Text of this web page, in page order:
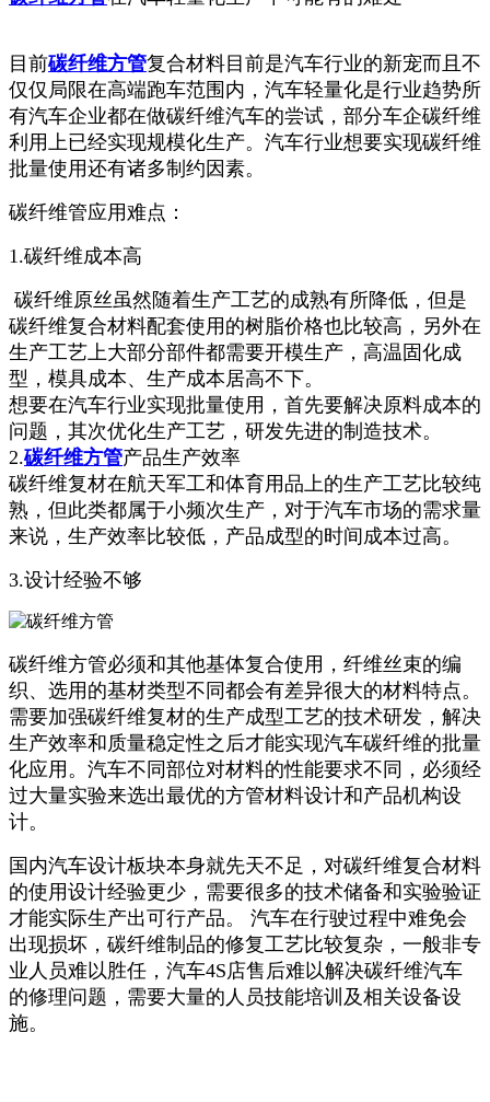
目前碳纤维方管复合材料目前是汽车行业的新宠而且不
仅仅局限在高端跑车范围内，汽车轻量化是行业趋势所
有汽车企业都在做碳纤维汽车的尝试，部分车企碳纤维
利用上已经实现规模化生产。汽车行业想要实现碳纤维
批量使用还有诸多制约因素。
碳纤维管应用难点：
1.碳纤维成本高
碳纤维原丝虽然随着生产工艺的成熟有所降低，但是
碳纤维复合材料配套使用的树脂价格也比较高，另外在
生产工艺上大部分部件都需要开模生产，高温固化成
型，模具成本、生产成本居高不下。
想要在汽车行业实现批量使用，首先要解决原料成本的
问题，其次优化生产工艺，研发先进的制造技术。
2.碳纤维方管产品生产效率
碳纤维复材在航天军工和体育用品上的生产工艺比较纯
熟，但此类都属于小频次生产，对于汽车市场的需求量
来说，生产效率比较低，产品成型的时间成本过高。
3.设计经验不够
碳纤维方管必须和其他基体复合使用，纤维丝束的编
织、选用的基材类型不同都会有差异很大的材料特点。
需要加强碳纤维复材的生产成型工艺的技术研发，解决
生产效率和质量稳定性之后才能实现汽车碳纤维的批量
化应用。汽车不同部位对材料的性能要求不同，必须经
过大量实验来选出最优的方管材料设计和产品机构设
计。
国内汽车设计板块本身就先天不足，对碳纤维复合材料
的使用设计经验更少，需要很多的技术储备和实验验证
才能实际生产出可行产品。 汽车在行驶过程中难免会
出现损坏，碳纤维制品的修复工艺比较复杂，一般非专
业人员难以胜任，汽车4S店售后难以解决碳纤维汽车
的修理问题，需要大量的人员技能培训及相关设备设
施。